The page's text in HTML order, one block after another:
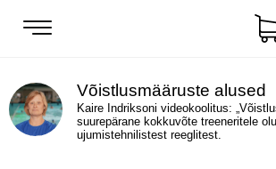
Võistlusmääruste alused
Kaire Indriksoni videokoolitus:
suurepärane kokkuvõte treeneritele
ujumistehnilistest reeglitest.